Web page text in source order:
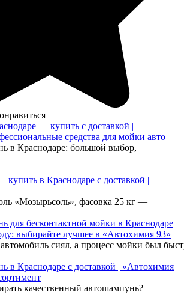
— купить с доставкой |
средства для мойки авто
в Краснодаре: большой выбор,
в Краснодаре с доставкой |
«Мозырьсоль», фасовка 25 кг —
для бесконтактной мойки в Краснодаре
выбирайте лучшее в «Автохимия 93»
сиял, а процесс мойки был
в Краснодаре с доставкой | «Автохимия
качественный автошампунь?